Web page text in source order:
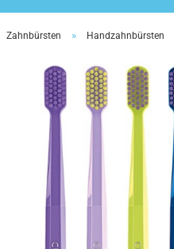
Zahnbürsten » Handzahnbürsten